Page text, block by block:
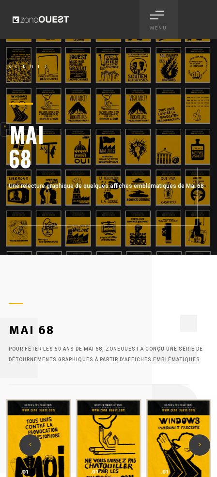
MENU
Mai 68 - campagne
Scroll
MAI
68
Une relecture graphique de quelques affiches emblématiques de Mai 68
SCROLL
MAI 68
POUR FÊTER LES 50 ANS DE MAI 68, ZONEOUEST A CONÇU UNE SÉRIE DE
DÉTOURNEMENTS GRAPHIQUES À PARTIR D'AFFICHES EMBLÉMATIQUES.
.01 .01 .01